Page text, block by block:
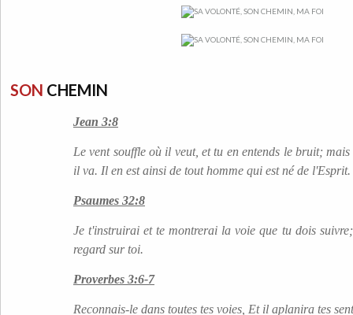
SON CHEMIN
Jean 3:8
Le vent souffle où il veut, et tu en entends le bruit;
il va. Il en est ainsi de tout homme qui est né de l'Esprit.
Psaumes 32:8
Je t'instruirai et te montrerai la voie que tu dois
regard sur toi.
Proverbes 3:6-7
Reconnais-le dans toutes tes voies, Et il aplanira tes